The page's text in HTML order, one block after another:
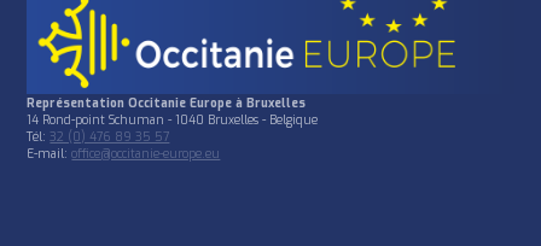
Représentation Occitanie Europe à Bruxelles
14 Rond-point Schuman - 1040 Bruxelles - Belgique
Tél:32 (0) 476 89 35 57
E-mail:office@occitanie-europe.eu